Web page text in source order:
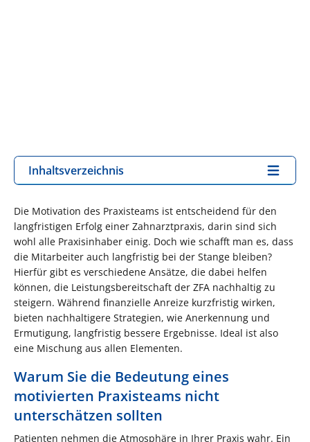
Inhaltsverzeichnis
Die Motivation des Praxisteams ist entscheidend für den
langfristigen Erfolg einer Zahnarztpraxis, darin sind sich
wohl alle Praxisinhaber einig. Doch wie schafft man es, dass
die Mitarbeiter auch langfristig bei der Stange bleiben?
Hierfür gibt es verschiedene Ansätze, die dabei helfen
können, die Leistungsbereitschaft der ZFA nachhaltig zu
steigern. Während finanzielle Anreize kurzfristig wirken,
bieten nachhaltigere Strategien, wie Anerkennung und
Ermutigung, langfristig bessere Ergebnisse. Ideal ist also
eine Mischung aus allen Elementen.
Warum Sie die Bedeutung eines
motivierten Praxisteams nicht
unterschätzen sollten
Patienten nehmen die Atmosphäre in Ihrer Praxis wahr. Ein